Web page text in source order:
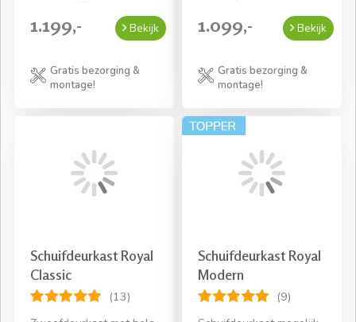
1.199,- Bekijk
Gratis bezorging &
montage!
1.099,- Bekijk
Gratis bezorging &
montage!
Schuifdeurkast Royal
Classic
(13)
Schuifdeurkast Royal
Modern
(9)